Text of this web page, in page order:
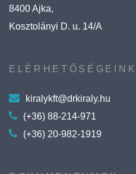
8400 Ajka,
Kosztolányi D. u. 14/A
ELÉRHETŐSÉGEINK
kiralykft@drkiraly.hu
(+36) 88-214-971
(+36) 20-982-1919